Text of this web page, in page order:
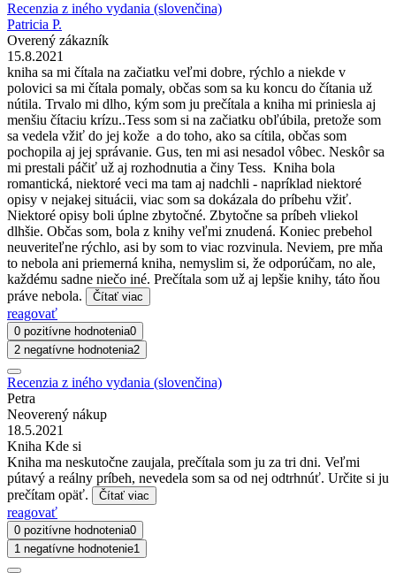
Recenzia z iného vydania (slovenčina)
Patricia P.
Overený zákazník
15.8.2021
kniha sa mi čítala na začiatku veľmi dobre, rýchlo a niekde v
polovici sa mi čítala pomaly, občas som sa ku koncu do čítania už
nútila. Trvalo mi dlho, kým som ju prečítala a kniha mi priniesla aj
menšiu čítaciu krízu..Tess som si na začiatku obľúbila, pretože som
sa vedela vžiť do jej kože a do toho, ako sa cítila, občas som
pochopila aj jej správanie. Gus, ten mi asi nesadol vôbec. Neskôr sa
mi prestali páčiť už aj rozhodnutia a činy Tess. Kniha bola
romantická, niektoré veci ma tam aj nadchli - napríklad niektoré
opisy v nejakej situácii, viac som sa dokázala do príbehu vžiť.
Niektoré opisy boli úplne zbytočné. Zbytočne sa príbeh vliekol
dlhšie. Občas som, bola z knihy veľmi znudená. Koniec prebehol
neuveriteľne rýchlo, asi by som to viac rozvinula. Neviem, pre mňa
to nebola ani priemerná kniha, nemyslim si, že odporúčam, no ale,
každému sadne niečo iné. Prečítala som už aj lepšie knihy, táto ňou
práve nebola.
Čítať viac
reagovať
0 pozitívne hodnotenia0
2 negatívne hodnotenia2
Recenzia z iného vydania (slovenčina)
Petra
Neoverený nákup
18.5.2021
Kniha Kde si
Kniha ma neskutočne zaujala, prečítala som ju za tri dni. Veľmi
pútavý a reálny príbeh, nevedela som sa od nej odtrhnúť. Určite si ju
prečítam opäť.
Čítať viac
reagovať
0 pozitívne hodnotenia0
1 negatívne hodnotenie1